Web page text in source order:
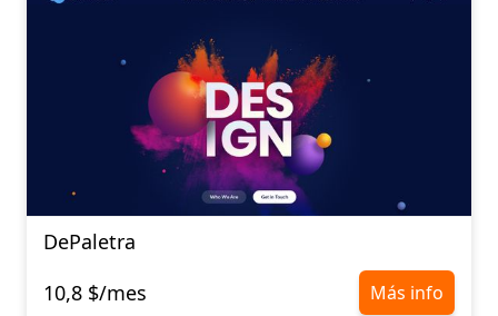
DePaletra
10,8 $/mes
Más info